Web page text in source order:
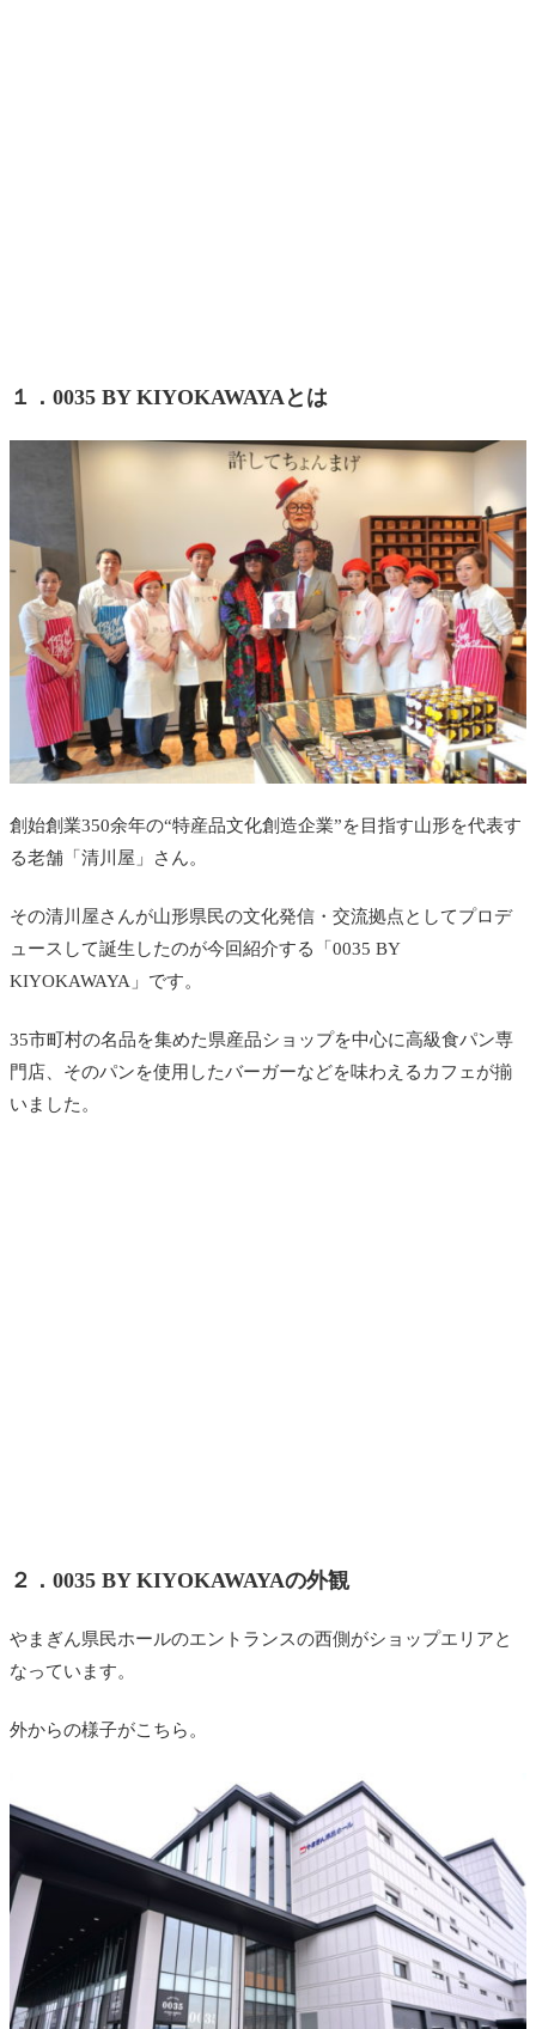
１．0035 BY KIYOKAWAYAとは
創始創業350余年の“特産品文化創造企業”を目指す山形を代表す
る老舗「清川屋」さん。
その清川屋さんが山形県民の文化発信・交流拠点としてプロデ
ュースして誕生したのが今回紹介する「0035 BY
KIYOKAWAYA」です。
35市町村の名品を集めた県産品ショップを中心に高級食パン専
門店、そのパンを使用したバーガーなどを味わえるカフェが揃
いました。
２．0035 BY KIYOKAWAYAの外観
やまぎん県民ホールのエントランスの西側がショップエリアと
なっています。
外からの様子がこちら。